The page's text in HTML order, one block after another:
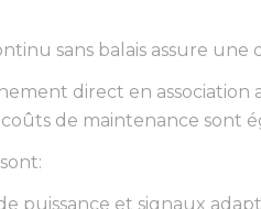
sans balais assure une
direct en
de maintenance sont
puissance et signaux